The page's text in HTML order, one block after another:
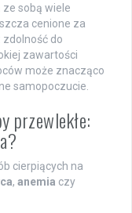
ze sobą wiele
cenione za
do
zawartości
może znacząco
samopoczucie.
przewlekłe:
cierpiących na
, anemia czy